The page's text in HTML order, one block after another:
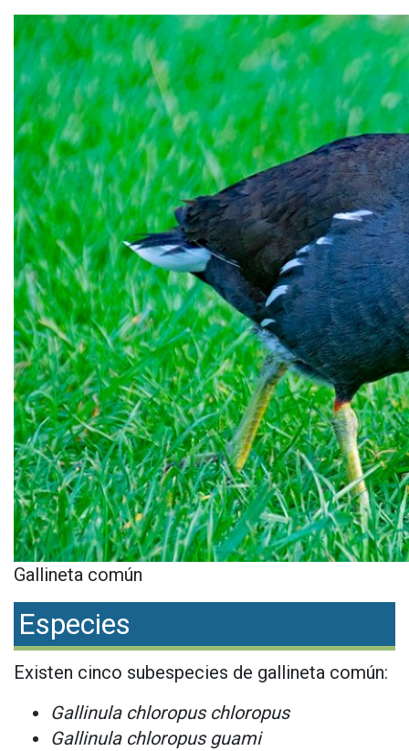
Gallineta común
Especies
Existen cinco subespecies de gallineta común:
Gallinula chloropus chloropus
Gallinula chloropus guami